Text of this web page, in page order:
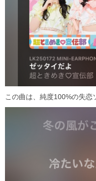
この曲は、純度100%の失恋